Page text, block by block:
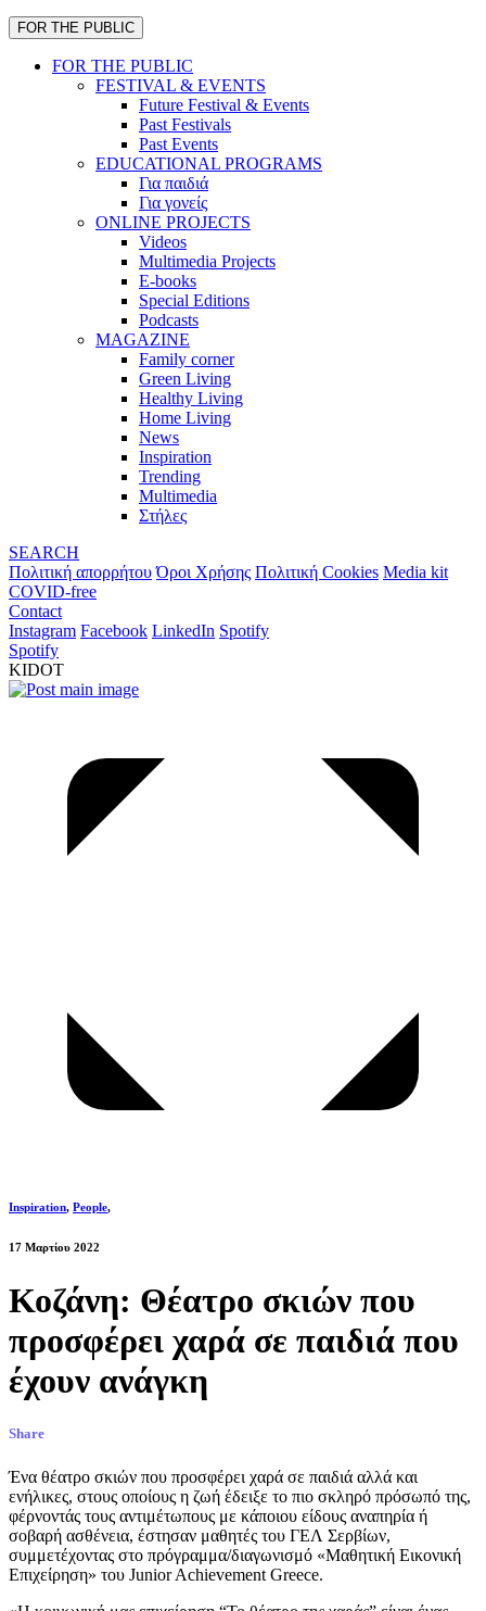
FOR THE PUBLIC
FOR THE PUBLIC
FESTIVAL & EVENTS
Future Festival & Events
Past Festivals
Past Events
EDUCATIONAL PROGRAMS
Για παιδιά
Για γονείς
ONLINE PROJECTS
Videos
Multimedia Projects
E-books
Special Editions
Podcasts
MAGAZINE
Family corner
Green Living
Healthy Living
Home Living
News
Inspiration
Trending
Multimedia
Στήλες
SEARCH
Πολιτική απορρήτου Όροι Χρήσης Πολιτική Cookies Media kit
COVID-free
Contact
Instagram Facebook LinkedIn Spotify
Spotify
KIDOT
Inspiration, People,
17 Μαρτίου 2022
Κοζάνη: Θέατρο σκιών που
προσφέρει χαρά σε παιδιά που
έχουν ανάγκη
Share
Ένα θέατρο σκιών που προσφέρει χαρά σε παιδιά αλλά και
ενήλικες, στους οποίους η ζωή έδειξε το πιο σκληρό πρόσωπό της,
φέρνοντάς τους αντιμέτωπους με κάποιου είδους αναπηρία ή
σοβαρή ασθένεια, έστησαν μαθητές του ΓΕΛ Σερβίων,
συμμετέχοντας στο πρόγραμμα/διαγωνισμό «Μαθητική Εικονική
Επιχείρηση» του Junior Achievement Greece.